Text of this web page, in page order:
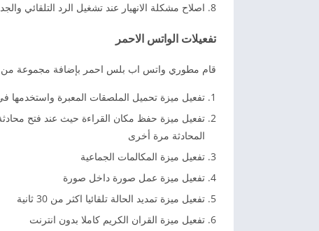
اصلاح مشكلة الانهيار عند تشغيل الرد التلقائي
تفعيلات الواتس الاحمر
قام مطوري واتس اب بلس احمر بإضافة مجموعة من
تفعيل ميزة تحميل الملصقات المعبرة واستخدمها
تفعيل ميزة حفظ مكان القراءة حيث عند فتح
المحادثة مرة أخرى
تفعيل ميزة المكالمات الجماعية
تفعيل ميزة عمل صورة داخل صورة
تفعيل ميزة تمديد الحالة تلقائيا اكثر من 30 ثانية
تفعيل ميزة القران الكريم كاملا بدون انترنت